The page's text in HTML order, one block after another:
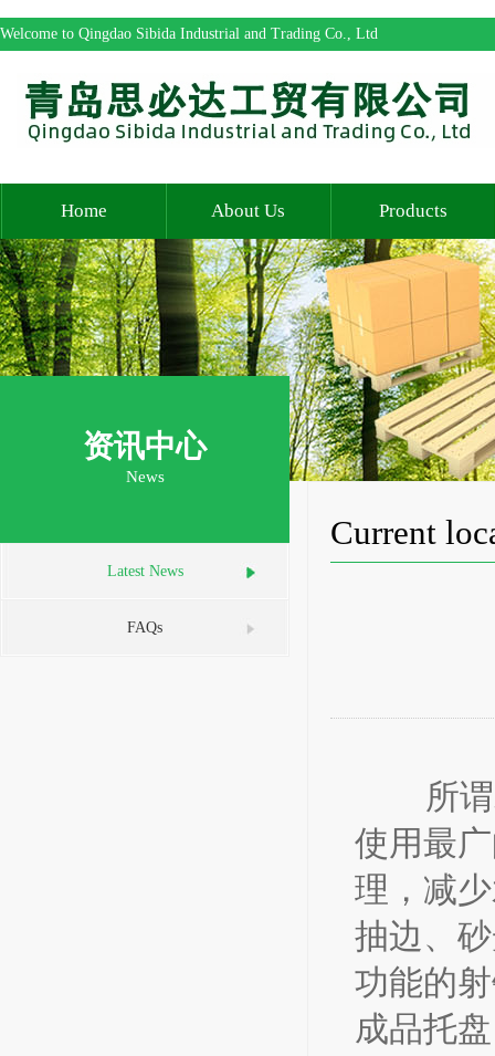
Welcome to Qingdao Sibida Industrial and Trading Co., Ltd
Home About Us Products
资讯中心
News
Latest News
FAQs
Current
所谓
使用最
理，减
抽边、
功能的
成品托